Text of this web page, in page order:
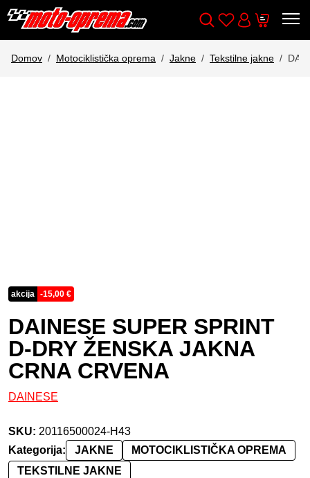
Wishlist
Cart
Domov Motociklistička oprema Jakne Tekstilne jakne
akcija -15,00 €
DAINESE SUPER SPRINT
D-DRY ŽENSKA JAKNA
CRNA CRVENA
DAINESE
SKU: 20116500024-H43
Kategorija:
JAKNE
MOTOCIKLISTIČKA OPREMA
TEKSTILNE JAKNE